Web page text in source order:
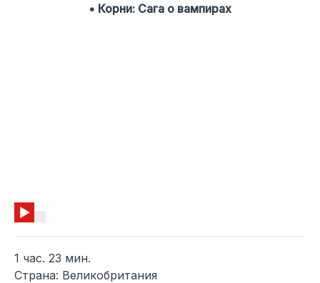
• Корни: Сага о вампирах
1 час. 23 мин.
Страна: Великобритания